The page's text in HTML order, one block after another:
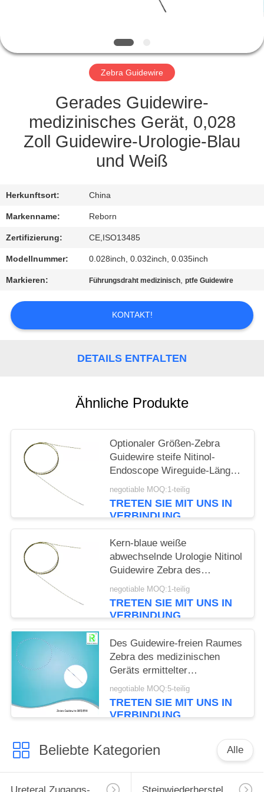
SIE
MIT
VERBINDUNG
EIN
ZITAT
SITEMAP
PRIVACY
POLICY
Zebra Guidewire
Gerades Guidewire-
medizinisches Gerät, 0,028
Zoll Guidewire-Urologie-Blau
und Weiß
Herkunftsort: China
Markenname: Reborn
Zertifizierung: CE,ISO13485
Modellnummer: 0.028inch, 0.032inch, 0.035inch
Markieren: Führungsdraht medizinisch,ptfe Guidewire
KONTAKT!
DETAILS ENTFALTEN
Ähnliche Produkte
Optionaler Größen-Zebra
Guidewire steife Nitinol-
Endoscope Wireguide-Länge
150cm
negotiable MOQ:1-teilig
TRETEN SIE MIT UNS IN
VERBINDUNG
Kern-blaue weiße
abwechselnde Urologie Nitinol
Guidewire Zebra des
medizinischen Geräts innerer
negotiable MOQ:1-teilig
TRETEN SIE MIT UNS IN
VERBINDUNG
Des Guidewire-freien Raumes
Zebra des medizinischen
Geräts ermittelter
Führungsdraht der
Bewegungs-X Ray
negotiable MOQ:5-teilig
TRETEN SIE MIT UNS IN
VERBINDUNG
Beliebte Kategorien Alle